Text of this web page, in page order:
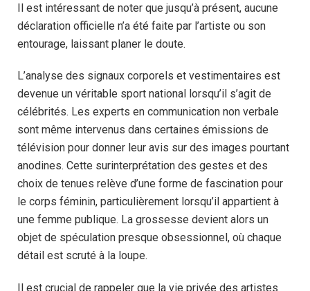
Il est intéressant de noter que jusqu’à présent, aucune
déclaration officielle n’a été faite par l’artiste ou son
entourage, laissant planer le doute.
L’analyse des signaux corporels et vestimentaires est
devenue un véritable sport national lorsqu’il s’agit de
célébrités. Les experts en communication non verbale
sont même intervenus dans certaines émissions de
télévision pour donner leur avis sur des images pourtant
anodines. Cette surinterprétation des gestes et des
choix de tenues relève d’une forme de fascination pour
le corps féminin, particulièrement lorsqu’il appartient à
une femme publique. La grossesse devient alors un
objet de spéculation presque obsessionnel, où chaque
détail est scruté à la loupe.
Il est crucial de rappeler que la vie privée des artistes